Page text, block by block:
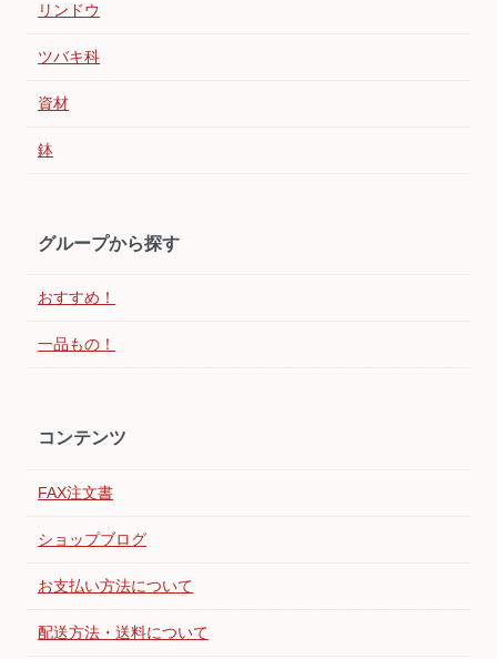
リンドウ
ツバキ科
資材
鉢
グループから探す
おすすめ！
一品もの！
コンテンツ
FAX注文書
ショップブログ
お支払い方法について
配送方法・送料について